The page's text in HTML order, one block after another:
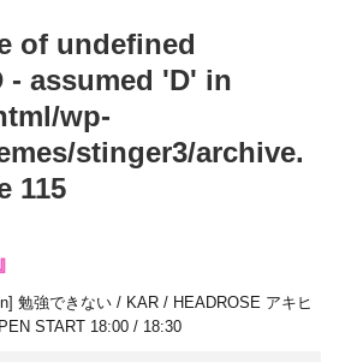
of undefined
- assumed 'D' in
wp-
stinger3/archive.
115
勉強できない / KAR / HEADROSE アキヒ
START 18:00 / 18:30